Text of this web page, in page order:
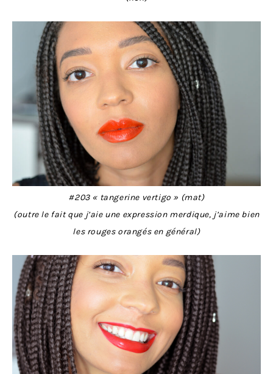
#203 « tangerine vertigo » (mat)
(outre le fait que j’aie une expression merdique, j’aime bien
les rouges orangés en général)